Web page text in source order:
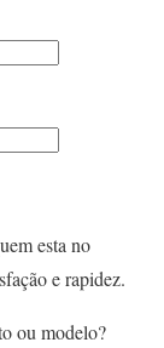
esta no
e rapidez.
ou modelo?